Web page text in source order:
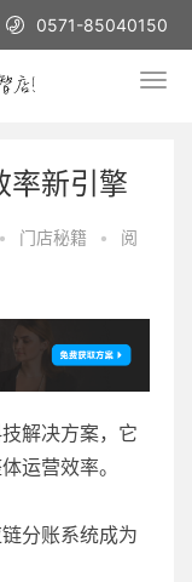
0571-85040150
率新引擎
• 门店秘籍 •
阅
解决方案，它
运营效率。
分账系统成为